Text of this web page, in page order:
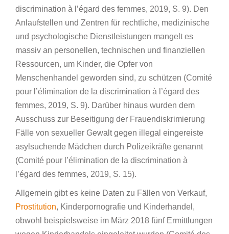
discrimination à l’égard des femmes, 2019, S. 9). Den
Anlaufstellen und Zentren für rechtliche, medizinische
und psychologische Dienstleistungen mangelt es
massiv an personellen, technischen und finanziellen
Ressourcen, um Kinder, die Opfer von
Menschenhandel geworden sind, zu schützen (Comité
pour l’élimination de la discrimination à l’égard des
femmes, 2019, S. 9). Darüber hinaus wurden dem
Ausschuss zur Beseitigung der Frauendiskrimierung
Fälle von sexueller Gewalt gegen illegal eingereiste
asylsuchende Mädchen durch Polizeikräfte genannt
(Comité pour l’élimination de la discrimination à
l’égard des femmes, 2019, S. 15).
Allgemein gibt es keine Daten zu Fällen von Verkauf,
Prostitution, Kinderpornografie und Kinderhandel,
obwohl beispielsweise im März 2018 fünf Ermittlungen